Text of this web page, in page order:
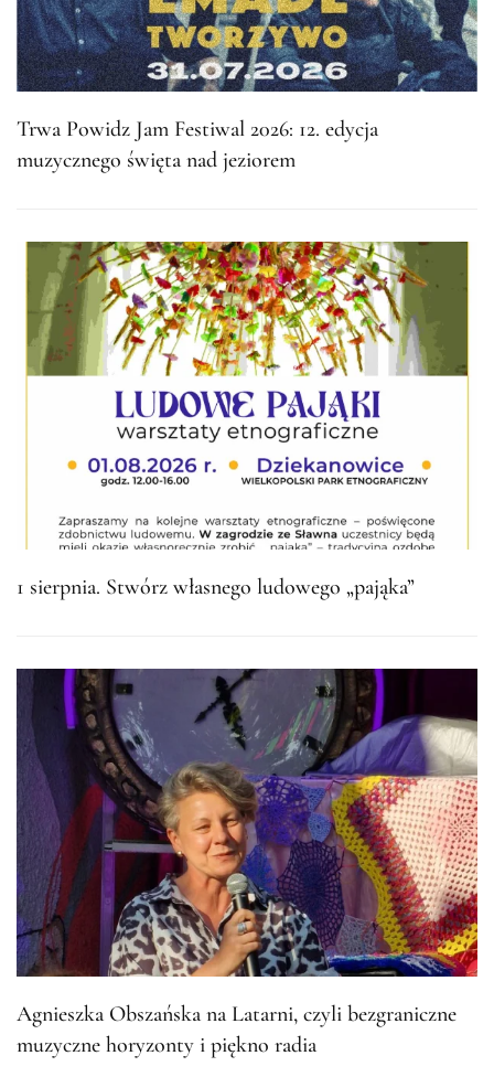
Trwa Powidz Jam Festiwal 2026: 12. edycja
muzycznego święta nad jeziorem
1 sierpnia. Stwórz własnego ludowego „pająka”
Agnieszka Obszańska na Latarni, czyli bezgraniczne
muzyczne horyzonty i piękno radia